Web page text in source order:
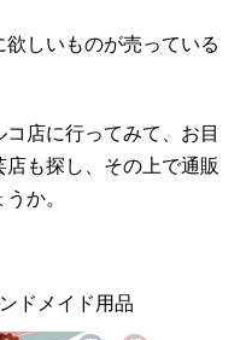
しいものが売っている
店に行ってみて、お目
も探し、その上で通販
か。
ドメイド用品